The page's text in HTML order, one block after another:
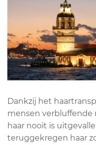
Dankzij het
mensen verbluffende
haar nooit is
teruggekregen haar